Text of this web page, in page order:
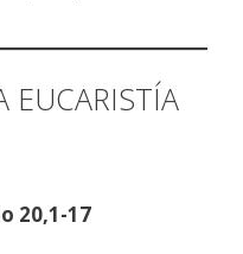
EUCARISTÍA
20,1-17